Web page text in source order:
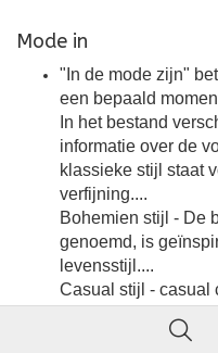
Mode in
"In de mode zijn"
een bepaald
In het bestand
informatie over de
klassieke stijl staat
verfijning....
Bohemien stijl - De
genoemd, is
levensstijl....
Casual stijl - casual